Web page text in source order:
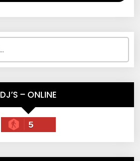
DJ’S – ONLINE
5